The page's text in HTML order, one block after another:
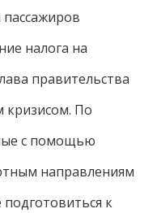
налога на
правительства
кризисом. По
с помощью
направлениям
к